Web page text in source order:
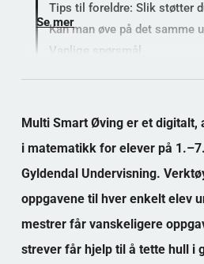
Multi Smart Øving er et digitalt,
i matematikk for elever på
Gyldendal Undervisning.
oppgavene til hver enkelt elev
mestrer får vanskeligere
strever får hjelp til å tette hull i
Tips til foreldre: Slik støtter
Kan man øve på det samme
Vanlige spørsmål
Se mer